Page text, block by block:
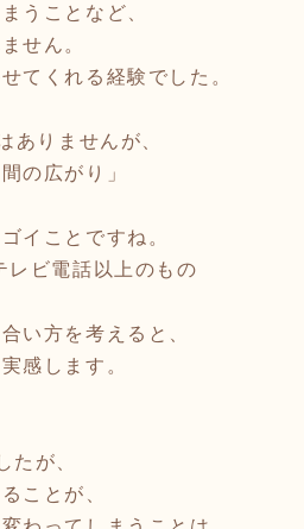
うことなど、
せん。
てくれる経験でした。
ありませんが、
の広がり」
イことですね。
レビ電話以上のもの
い方を考えると、
感します。
たが、
ことが、